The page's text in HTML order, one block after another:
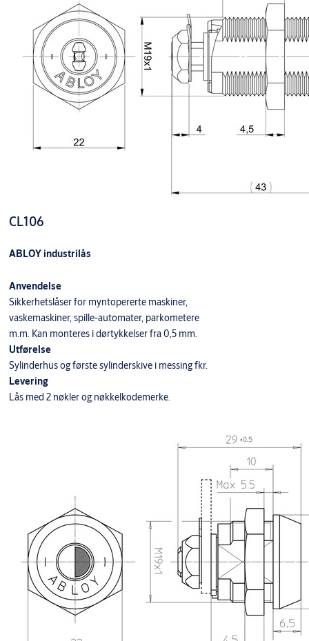
CL106
ABLOY industrilås
Anvendelse
Sikkerhetslåser for myntopererte maskiner,
vaskemaskiner, spille-automater, parkometere
m.m. Kan monteres i dørtykkelser fra 0,5 mm.
Utførelse
Sylinderhus og første sylinderskive i messing fkr.
Levering
Lås med 2 nøkler og nøkkelkodemerke.